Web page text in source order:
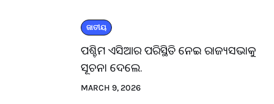
ଜାତୀୟ
ପଶ୍ଚିମ ଏସିଆର ପରିସ୍ଥିତି ନେଇ ରାଜ୍ୟସଭାକୁ
ସୂଚନା ଦେଲେ.
MARCH 9, 2026